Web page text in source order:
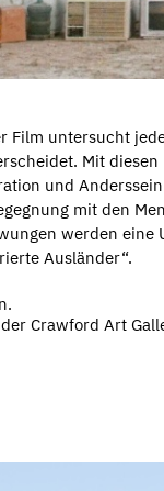
Film untersucht
Mit
und
mit den
werden
Ausländer“.
Crawford Art